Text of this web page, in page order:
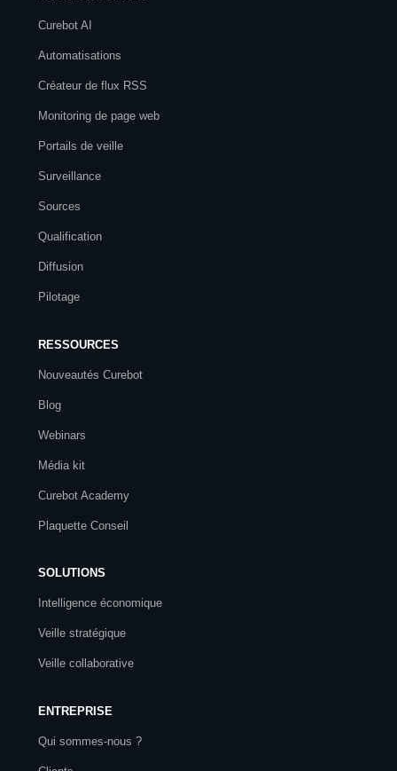
Curebot AI
Automatisations
Créateur de flux RSS
Monitoring de page web
Portails de veille
Surveillance
Sources
Qualification
Diffusion
Pilotage
RESSOURCES
Nouveautés Curebot
Blog
Webinars
Média kit
Curebot Academy
Plaquette Conseil
SOLUTIONS
Intelligence économique
Veille stratégique
Veille collaborative
ENTREPRISE
Qui sommes-nous ?